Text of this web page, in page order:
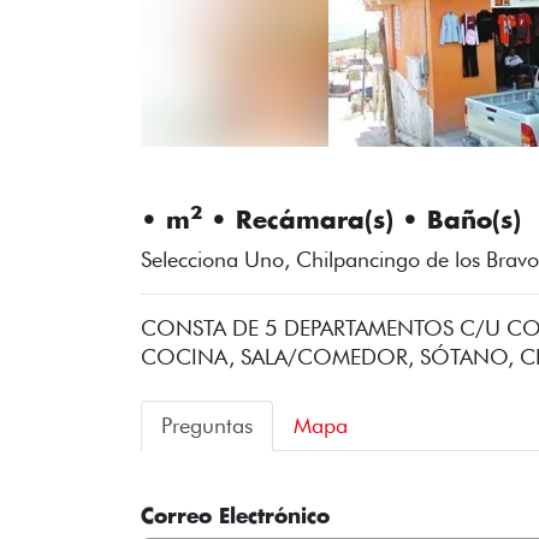
• m2 • Recámara(s) • Baño(s)
Selecciona Uno, Chilpancingo de los
CONSTA DE 5 DEPARTAMENTOS C/U
COCINA, SALA/COMEDOR, SÓTANO,
Preguntas Mapa
Correo Electrónico